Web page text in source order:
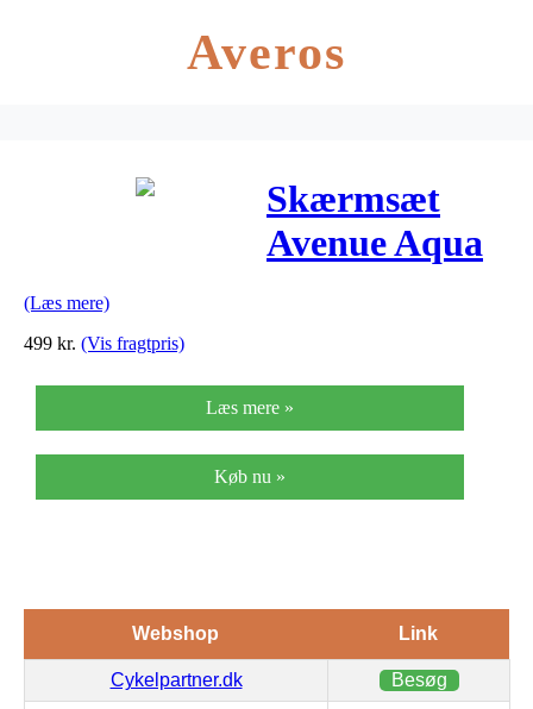
Averos
Skærmsæt
Avenue Aqua
dobbeltstivere
(Læs mere)
499 kr. (Vis fragtpris)
Læs mere »
Køb nu »
Webshop Link
Cykelpartner.dk Besøg